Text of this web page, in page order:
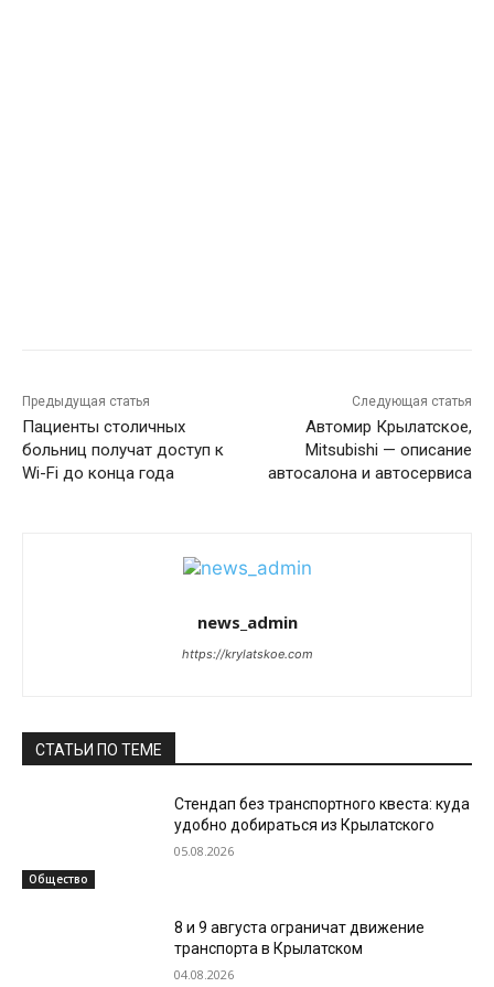
Предыдущая статья
Пациенты столичных
больниц получат доступ к
Wi-Fi до конца года
Следующая статья
Автомир Крылатское,
Mitsubishi — описание
автосалона и автосервиса
news_admin
https://krylatskoe.com
СТАТЬИ ПО ТЕМЕ
Общество
Стендап без транспортного квеста: куда
удобно добираться из Крылатского
05.08.2026
8 и 9 августа ограничат движение
транспорта в Крылатском
04.08.2026